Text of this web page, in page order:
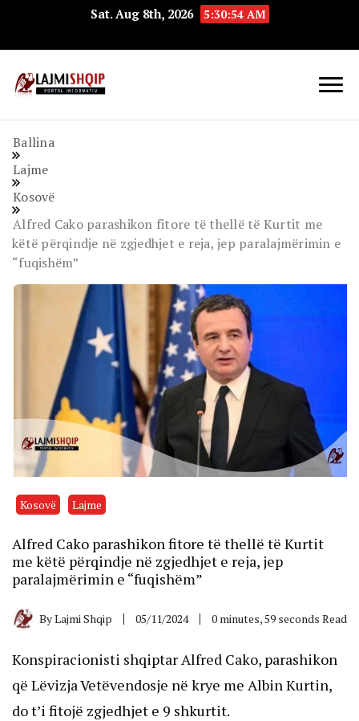
Sat. Aug 8th, 2026 5:30:55 AM
Ballina
Lajme
Kosovë
Alfred Cako parashikon fitore të thellë të Kurtit me
këtë përqindje në zgjedhjet e reja, jep paralajmërimin e
“fuqishëm”
Kosovë Lajme
Alfred Cako parashikon fitore të thellë të Kurtit
me këtë përqindje në zgjedhjet e reja, jep
paralajmërimin e “fuqishëm”
ByLajmi Shqip 05/11/2024 0 minutes, 59 seconds Read
Konspiracionisti shqiptar Alfred Cako, parashikon
që Lëvizja Vetëvendosje në krye me Albin Kurtin,
do t’i fitojë zgjedhjet e 9 shkurtit.